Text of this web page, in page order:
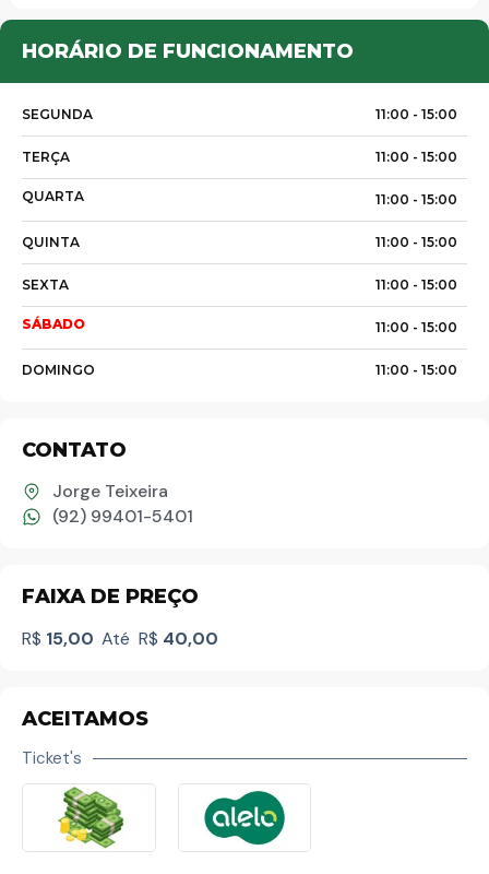
HORÁRIO DE FUNCIONAMENTO
SEGUNDA 11:00 - 15:00
TERÇA 11:00 - 15:00
QUARTA 11:00 - 15:00
QUINTA 11:00 - 15:00
SEXTA 11:00 - 15:00
SÁBADO 11:00 - 15:00
DOMINGO 11:00 - 15:00
CONTATO
Jorge Teixeira
(92) 99401-5401
FAIXA DE PREÇO
R$ 15,00 Até R$ 40,00
ACEITAMOS
Ticket's